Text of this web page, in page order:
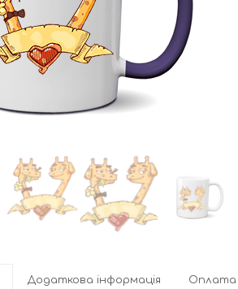
Додаткова інформація Оплата